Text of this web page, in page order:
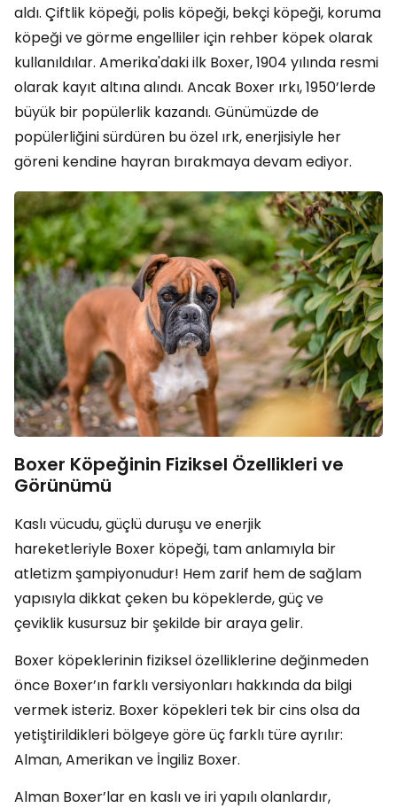
aldı. Çiftlik köpeği, polis köpeği, bekçi köpeği, koruma
köpeği ve görme engelliler için rehber köpek olarak
kullanıldılar. Amerika'daki ilk Boxer, 1904 yılında resmi
olarak kayıt altına alındı. Ancak Boxer ırkı, 1950’lerde
büyük bir popülerlik kazandı. Günümüzde de
popülerliğini sürdüren bu özel ırk, enerjisiyle her
göreni kendine hayran bırakmaya devam ediyor.
Boxer Köpeğinin Fiziksel Özellikleri ve
Görünümü
Kaslı vücudu, güçlü duruşu ve enerjik
hareketleriyle Boxer köpeği, tam anlamıyla bir
atletizm şampiyonudur! Hem zarif hem de sağlam
yapısıyla dikkat çeken bu köpeklerde, güç ve
çeviklik kusursuz bir şekilde bir araya gelir.
Boxer köpeklerinin fiziksel özelliklerine değinmeden
önce Boxer’ın farklı versiyonları hakkında da bilgi
vermek isteriz. Boxer köpekleri tek bir cins olsa da
yetiştirildikleri bölgeye göre üç farklı türe ayrılır:
Alman, Amerikan ve İngiliz Boxer.
Alman Boxer’lar en kaslı ve iri yapılı olanlardır,